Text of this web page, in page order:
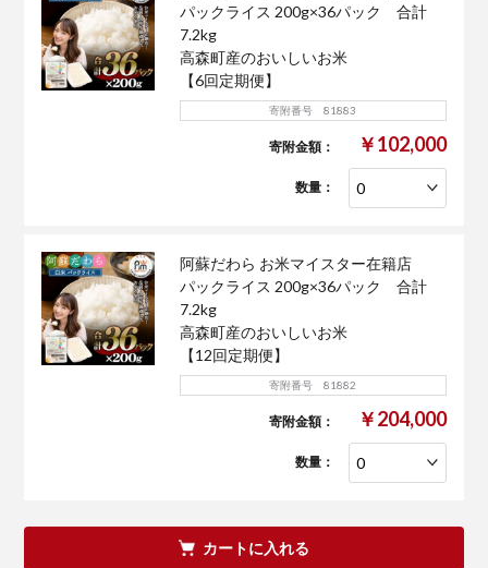
パックライス 200g×36パック 合計
7.2kg
高森町産のおいしいお米
【6回定期便】
寄附番号 81883
寄附金額： ￥102,000
数量：
阿蘇だわら お米マイスター在籍店
パックライス 200g×36パック 合計
7.2kg
高森町産のおいしいお米
【12回定期便】
寄附番号 81882
寄附金額： ￥204,000
数量：
カートに入れる